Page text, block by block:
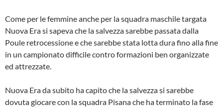
Come per le femmine anche per la squadra maschile targata
Nuova Era si sapeva che la salvezza sarebbe passata dalla
Poule retrocessione e che sarebbe stata lotta dura fino alla fine
in un campionato difficile contro formazioni ben organizzate
ed attrezzate.
Nuova Era da subito ha capito che la salvezza si sarebbe
dovuta giocare con la squadra Pisana che ha terminato la fase